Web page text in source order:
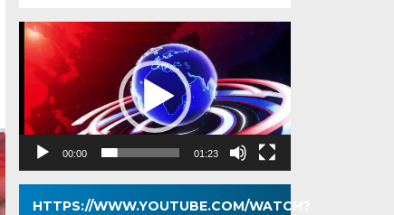
Pemutar
Video
00:00 01:23
HTTPS://WWW.YOUTUBE.COM/WATCH?